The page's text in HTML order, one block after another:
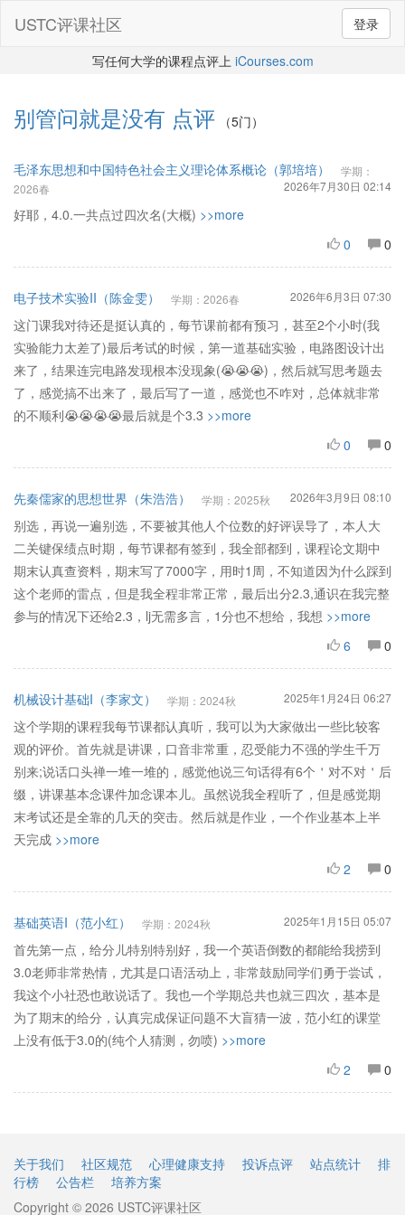
登录
USTC评课社区
写任何大学的课程点评上 iCourses.com
别管问就是没有 点评 （5门）
毛泽东思想和中国特色社会主义理论体系概论（郭培培）
学期：
2026春
2026年7月30日 02:14
好耶，4.0.一共点过四次名(大概) >>more
0
0
电子技术实验II（陈金雯） 学期：2026春 2026年6月3日 07:30
这门课我对待还是挺认真的，每节课前都有预习，甚至2个小时(我
实验能力太差了)最后考试的时候，第一道基础实验，电路图设计出
来了，结果连完电路发现根本没现象(😭😭😭)，然后就写思考题去
了，感觉搞不出来了，最后写了一道，感觉也不咋对，总体就非常
的不顺利😭😭😭😭最后就是个3.3 >>more
0
0
先秦儒家的思想世界（朱浩浩） 学期：2025秋 2026年3月9日 08:10
别选，再说一遍别选，不要被其他人个位数的好评误导了，本人大
二关键保绩点时期，每节课都有签到，我全部都到，课程论文期中
期末认真查资料，期末写了7000字，用时1周，不知道因为什么踩到
这个老师的雷点，但是我全程非常正常，最后出分2.3,通识在我完整
参与的情况下还给2.3，lj无需多言，1分也不想给，我想 >>more
6
0
机械设计基础I（李家文） 学期：2024秋 2025年1月24日 06:27
这个学期的课程我每节课都认真听，我可以为大家做出一些比较客
观的评价。首先就是讲课，口音非常重，忍受能力不强的学生千万
别来;说话口头禅一堆一堆的，感觉他说三句话得有6个＇对不对＇后
缀，讲课基本念课件加念课本儿。虽然说我全程听了，但是感觉期
末考试还是全靠的几天的突击。然后就是作业，一个作业基本上半
天完成 >>more
2
0
基础英语I（范小红） 学期：2024秋 2025年1月15日 05:07
首先第一点，给分儿特别特别好，我一个英语倒数的都能给我捞到
3.0老师非常热情，尤其是口语活动上，非常鼓励同学们勇于尝试，
我这个小社恐也敢说话了。我也一个学期总共也就三四次，基本是
为了期末的给分，认真完成保证问题不大盲猜一波，范小红的课堂
上没有低于3.0的(纯个人猜测，勿喷) >>more
2
0
关于我们 社区规范 心理健康支持 投诉点评 站点统计
排
行榜
公告栏
培养方案
Copyright © 2026 USTC评课社区